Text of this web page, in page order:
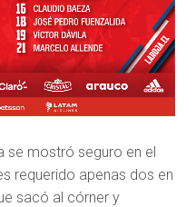
se mostró seguro en el
requerido apenas dos en
sacó al córner y